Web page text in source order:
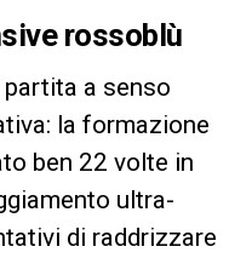
rossoblù
a senso
la formazione
ben 22 volte in
ultra-
di raddrizzare